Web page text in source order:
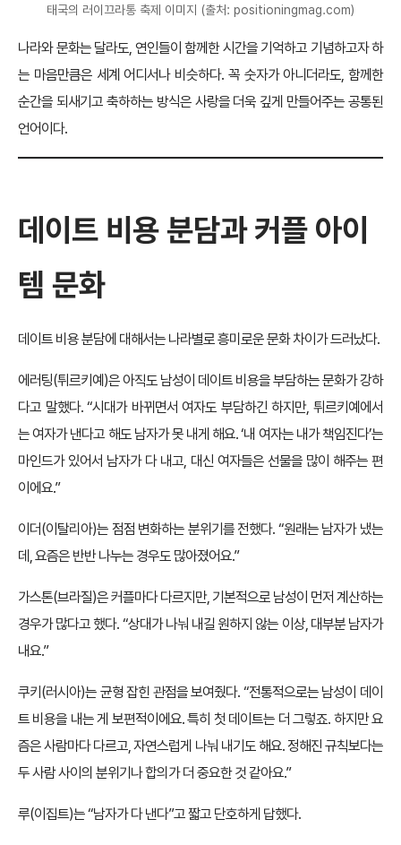
태국의 러이끄라통 축제 이미지 (출처: positioningmag.com)
나라와 문화는 달라도, 연인들이 함께한 시간을 기억하고 기념하고자 하
는 마음만큼은 세계 어디서나 비슷하다. 꼭 숫자가 아니더라도, 함께한
순간을 되새기고 축하하는 방식은 사랑을 더욱 깊게 만들어주는 공통된
언어이다.
데이트 비용 분담과 커플 아이
템 문화
데이트 비용 분담에 대해서는 나라별로 흥미로운 문화 차이가 드러났다.
에러팅(튀르키예)은 아직도 남성이 데이트 비용을 부담하는 문화가 강하
다고 말했다. “시대가 바뀌면서 여자도 부담하긴 하지만, 튀르키예에서
는 여자가 낸다고 해도 남자가 못 내게 해요. ‘내 여자는 내가 책임진다’는
마인드가 있어서 남자가 다 내고, 대신 여자들은 선물을 많이 해주는 편
이에요.”
이더(이탈리아)는 점점 변화하는 분위기를 전했다. “원래는 남자가 냈는
데, 요즘은 반반 나누는 경우도 많아졌어요.”
가스톤(브라질)은 커플마다 다르지만, 기본적으로 남성이 먼저 계산하는
경우가 많다고 했다. “상대가 나눠 내길 원하지 않는 이상, 대부분 남자가
내요.”
쿠키(러시아)는 균형 잡힌 관점을 보여줬다. “전통적으로는 남성이 데이
트 비용을 내는 게 보편적이에요. 특히 첫 데이트는 더 그렇죠. 하지만 요
즘은 사람마다 다르고, 자연스럽게 나눠 내기도 해요. 정해진 규칙보다는
두 사람 사이의 분위기나 합의가 더 중요한 것 같아요.”
루(이집트)는 “남자가 다 낸다”고 짧고 단호하게 답했다.